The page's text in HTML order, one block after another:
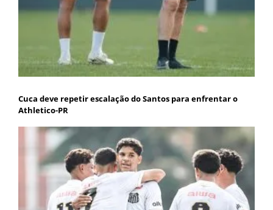
Cuca deve repetir escalação do Santos para enfrentar o
Athletico-PR